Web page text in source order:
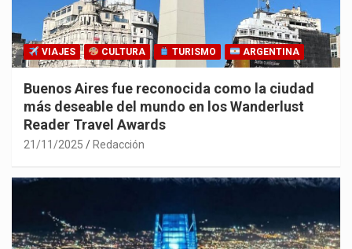
VIAJES CULTURA TURISMO ARGENTINA
Buenos Aires fue reconocida como la ciudad
más deseable del mundo en los Wanderlust
Reader Travel Awards
21/11/2025 Redacción